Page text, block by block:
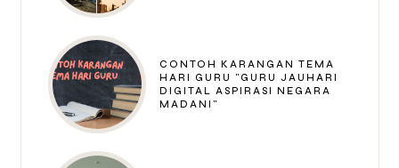
CONTOH KARANGAN TEMA
HARI GURU "GURU JAUHARI
DIGITAL ASPIRASI NEGARA
MADANI"